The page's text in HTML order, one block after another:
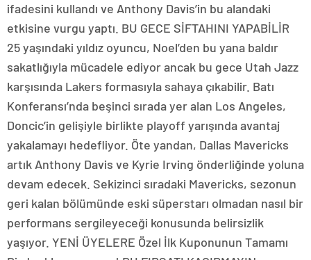
ifadesini kullandı ve Anthony Davis’in bu alandaki
etkisine vurgu yaptı. BU GECE SİFTAHINI YAPABİLİR
25 yaşındaki yıldız oyuncu, Noel’den bu yana baldır
sakatlığıyla mücadele ediyor ancak bu gece Utah Jazz
karşısında Lakers formasıyla sahaya çıkabilir. Batı
Konferansı’nda beşinci sırada yer alan Los Angeles,
Doncic’in gelişiyle birlikte playoff yarışında avantaj
yakalamayı hedefliyor. Öte yandan, Dallas Mavericks
artık Anthony Davis ve Kyrie Irving önderliğinde yoluna
devam edecek. Sekizinci sıradaki Mavericks, sezonun
geri kalan bölümünde eski süperstarı olmadan nasıl bir
performans sergileyeceği konusunda belirsizlik
yaşıyor. YENİ ÜYELERE Özel İlk Kuponunun Tamamı